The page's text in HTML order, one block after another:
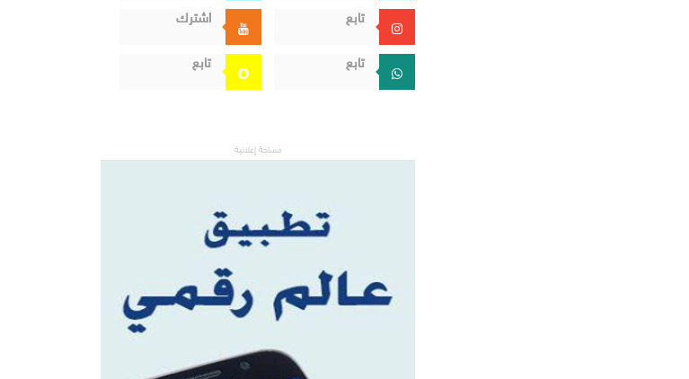
تابع
اشترك
تابع
تابع
مساحة إعلانية